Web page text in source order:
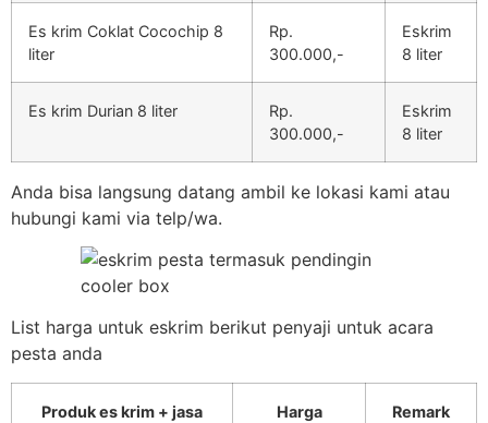
Es krim Coklat Cocochip 8
liter
Rp.
300.000,-
Eskrim
8 liter
Es krim Durian 8 liter
Rp.
300.000,-
Eskrim
8 liter
Anda bisa langsung datang ambil ke lokasi kami atau
hubungi kami via telp/wa.
List harga untuk eskrim berikut penyaji untuk acara
pesta anda
Produk es krim + jasa
Harga Remark